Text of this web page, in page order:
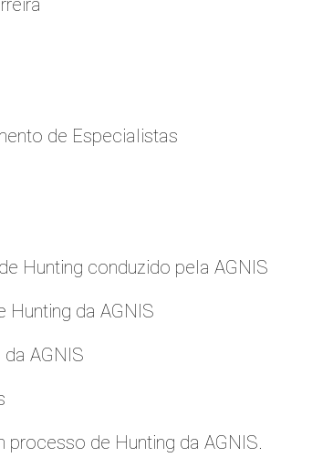
de Especialistas
Hunting conduzido pela AGNIS
Hunting da AGNIS
AGNIS
de Hunting da AGNIS.